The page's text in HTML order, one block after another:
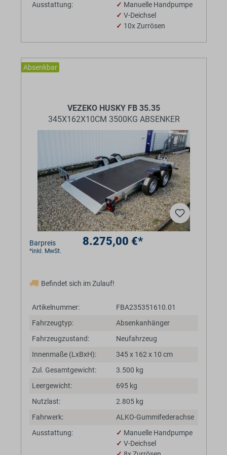
Ausstattung:
✓ Manuelle Handpumpe
✓ V-Deichsel
✓ 10x Zurrösen
Absenkbar
VEZEKO HUSKY FB 35.35
345X162X10CM 3500KG ABSENKER
Barpreis 8.275,00 €*
*inkl. MwSt.
Befindet sich im Zulauf!
Artikelnummer:
FBA235351610.01
Fahrzeugtyp:
Absenkanhänger
Fahrzeugzustand:
Neufahrzeug
Innenmaße (LxBxH):
345 x 162 x 10 cm
Zul. Gesamtgewicht:
3.500 kg
Leergewicht:
695 kg
Nutzlast:
2.805 kg
Fahrwerk:
ALKO-Gummifederachse
Ausstattung:
✓ Manuelle Handpumpe
✓ V-Deichsel